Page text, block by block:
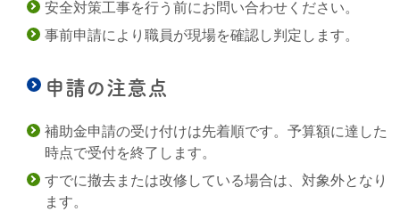
安全対策工事を行う前にお問い合わせください。
事前申請により職員が現場を確認し判定します。
申請の注意点
補助金申請の受け付けは先着順です。 予算額に達した
時点で受付を終了します。
すでに撤去または改修している場合は、 対象外となり
ます。